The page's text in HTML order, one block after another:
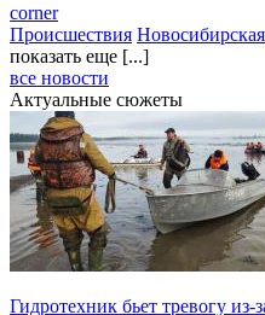
corner
Происшествия
показать еще [...]
все новости
Актуальные сюжеты
Гидротехник бьет тревогу из-